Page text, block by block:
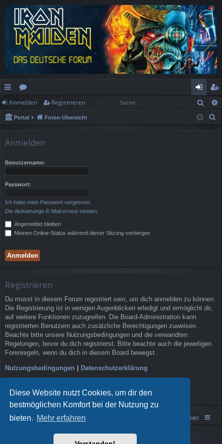
Diese Website nutzt Cookies, um dir den
bestmöglichen Komfort bei der Nutzung zu
bieten. Mehr erfahren
ch
ne
rif
f
or
en
n
m
eg
ist
Anmelden Registrieren
Portal Foren-Übersicht
Anmelden
Benutzername:
Passwort:
Ich habe mein Passwort vergessen
Die Aktivierungs-E-Mail erneut senden
Angemeldet bleiben
Meinen Online-Status während dieser Sitzung verbergen
Registrieren
Du musst in diesem Forum registriert sein, um dich anmelden zu können.
Die Registrierung ist in wenigen Augenblicken erledigt und ermöglicht dir,
auf weitere Funktionen zuzugreifen. Die Board-Administration kann
registrierten Benutzern auch zusätzliche Berechtigungen zuweisen.
Beachte bitte unsere Nutzungsbedingungen und die verwandten
Regelungen, bevor du dich registrierst. Bitte beachte auch die jeweiligen
Forenregeln, wenn du dich in diesem Board bewegst.
Nutzungsbedingungen | Datenschutzerklärung
Registrieren
Portal Foren-Übersicht Kontakt
Powered byphpBB® Forum Software © phpBB Limited